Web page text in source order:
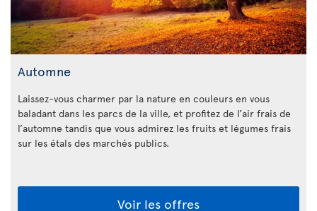
Automne
Laissez-vous charmer par la nature en couleurs en vous
baladant dans les parcs de la ville, et profitez de l’air frais de
l’automne tandis que vous admirez les fruits et légumes frais
sur les étals des marchés publics.
Voir les offres